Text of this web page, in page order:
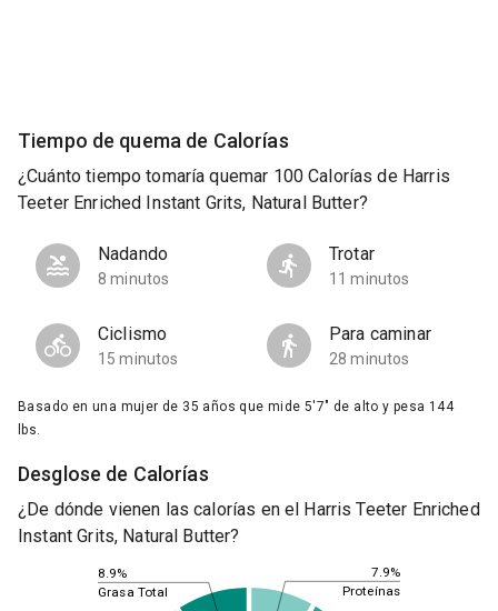
Tiempo de quema de Calorías
¿Cuánto tiempo tomaría quemar 100 Calorías de Harris
Teeter Enriched Instant Grits, Natural Butter?
Nadando
8 minutos
Trotar
11 minutos
Ciclismo
15 minutos
Para caminar
28 minutos
Basado en una mujer de 35 años que mide 5'7" de alto y pesa 144
lbs.
Desglose de Calorías
¿De dónde vienen las calorías en el Harris Teeter Enriched
Instant Grits, Natural Butter?
7.9%
8.9%
Proteínas
Grasa Total